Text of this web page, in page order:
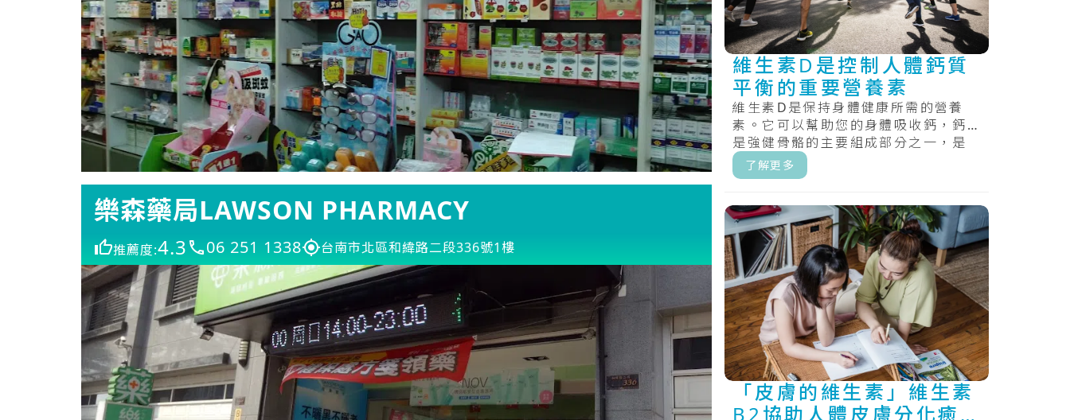
樂森藥局LAWSON PHARMACY
推薦度:4.3 06 251 1338 台南市北區和緯路二段336號1樓
維生素D是控制人體鈣質
平衡的重要營養素
維生素D是保持身體健康所需的營養
素。它可以幫助您的身體吸收鈣，鈣
是強健骨骼的主要組成部分之一，是
唯一一種人體可以少量合成的維生
素。.....
了解更多
「皮膚的維生素」維生素
B2協助人體皮膚分化癒